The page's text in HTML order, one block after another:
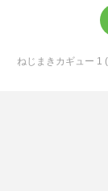
ねじまきカギュー 1